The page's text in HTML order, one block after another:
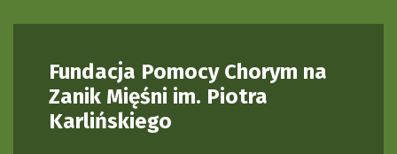
Fundacja Pomocy Chorym na
Zanik Mięśni im. Piotra
Karlińskiego